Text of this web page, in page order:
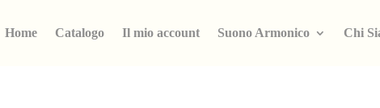
Home Catalogo Il mio account Suono Armonico Chi